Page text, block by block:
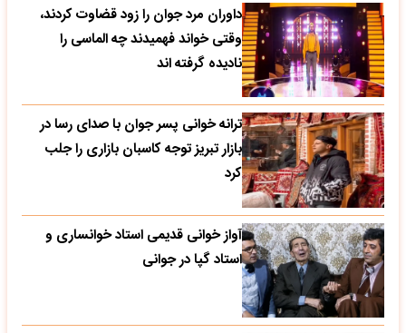
داوران مرد جوان را زود قضاوت کردند،
وقتی خواند فهمیدند چه الماسی را
نادیده گرفته اند
ترانه خوانی پسر جوان با صدای رسا در
بازار تبریز توجه کاسبان بازاری را جلب
کرد
آواز خوانی قدیمی استاد خوانساری و
استاد گپا در جوانی